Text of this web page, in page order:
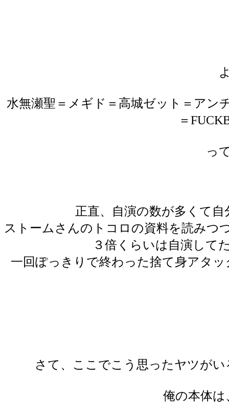
水無瀬聖＝メギド＝高城ゼット＝アン
＝
っ
正直、自演の数が多くて
ストームさんのトコロの資料を読みつ
３倍くらいは自演して
一回ぽっきりで終わった捨て身アタ
さて、ここでこう思ったヤツが
俺の本体